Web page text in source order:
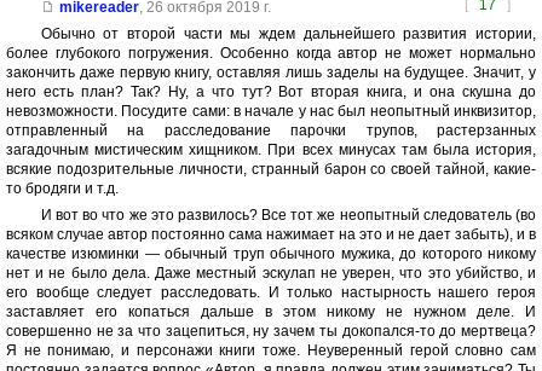
[ 17 ]
mikereader, 26 октября 2019 г.
Обычно от второй части мы ждем дальнейшего развития истории,
более глубокого погружения. Особенно когда автор не может нормально
закончить даже первую книгу, оставляя лишь заделы на будущее. Значит, у
него есть план? Так? Ну, а что тут? Вот вторая книга, и она скушна до
невозможности. Посудите сами: в начале у нас был неопытный инквизитор,
отправленный на расследование парочки трупов, растерзанных
загадочным мистическим хищником. При всех минусах там была история,
всякие подозрительные личности, странный барон со своей тайной, какие-
то бродяги и т.д.
И вот во что же это развилось? Все тот же неопытный следователь (во
всяком случае автор постоянно сама нажимает на это и не дает забыть), и в
качестве изюминки — обычный труп обычного мужика, до которого никому
нет и не было дела. Даже местный эскулап не уверен, что это убийство, и
его вообще следует расследовать. И только настырность нашего героя
заставляет его копаться дальше в этом никому не нужном деле. И
совершенно не за что зацепиться, ну зачем ты докопался-то до мертвеца?
Я не понимаю, и персонажи книги тоже. Неуверенный герой словно сам